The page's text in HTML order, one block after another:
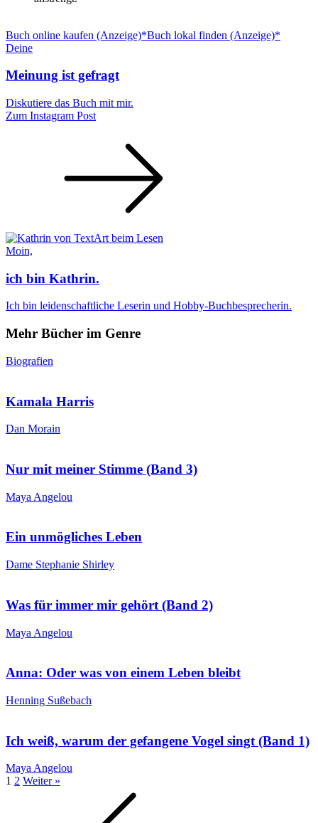
Buch online kaufen (Anzeige)*Buch lokal finden (Anzeige)*
Deine
Meinung ist gefragt
Diskutiere das Buch mit mir.
Zum Instagram Post
Moin,
ich bin Kathrin.
Ich bin leidenschaftliche Leserin und Hobby-Buchbesprecherin.
Mehr Bücher im Genre
Biografien
Kamala Harris
Dan Morain
Nur mit meiner Stimme (Band 3)
Maya Angelou
Ein unmögliches Leben
Dame Stephanie Shirley
Was für immer mir gehört (Band 2)
Maya Angelou
Anna: Oder was von einem Leben bleibt
Henning Sußebach
Ich weiß, warum der gefangene Vogel singt (Band 1)
Maya Angelou
1 2 Weiter »